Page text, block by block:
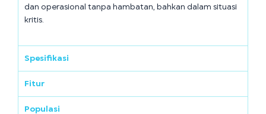
dan operasional tanpa hambatan, bahkan dalam situasi
kritis.
Spesifikasi
Fitur
Populasi